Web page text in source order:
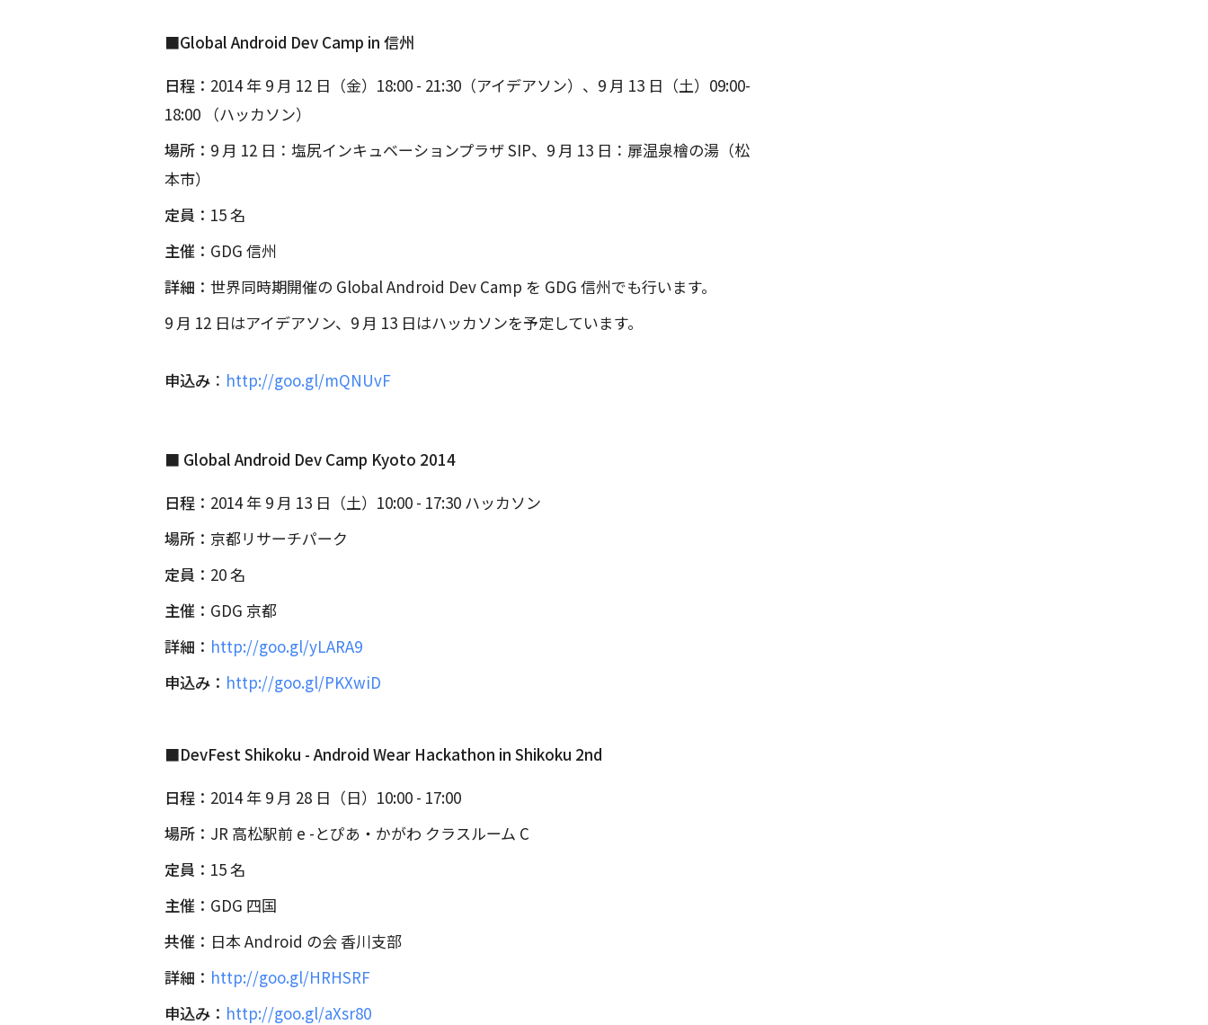
■Global Android Dev Camp in 信州
日程： 2014 年 9 月 12 日（金）18:00 - 21:30（アイデアソン）、9 月 13 日（土）09:00-
18:00 （ハッカソン）
場所： 9 月 12 日：塩尻インキュベーションプラザ SIP、9 月 13 日：扉温泉檜の湯（松
本市）
定員： 15 名
主催： GDG 信州
詳細： 世界同時期開催の Global Android Dev Camp を GDG 信州でも行います。
9 月 12 日はアイデアソン、9 月 13 日はハッカソンを予定しています。
申込み ： http://goo.gl/mQNUvF
■ Global Android Dev Camp Kyoto 2014
日程： 2014 年 9 月 13 日（土）10:00 - 17:30 ハッカソン
場所： 京都リサーチパーク
定員： 20 名
主催： GDG 京都
詳細： http://goo.gl/yLARA9
申込み： http://goo.gl/PKXwiD
■DevFest Shikoku - Android Wear Hackathon in Shikoku 2nd
日程： 2014 年 9 月 28 日（日）10:00 - 17:00
場所： JR 高松駅前 e -とぴあ・かがわ クラスルーム C
定員： 15 名
主催： GDG 四国
共催： 日本 Android の会 香川支部
詳細： http://goo.gl/HRHSRF
申込み： http://goo.gl/aXsr80